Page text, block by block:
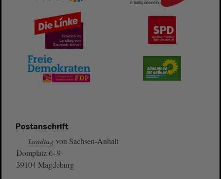
Postanschrift
Landtag von Sachsen-Anhalt
Domplatz 6–9
39104 Magdeburg